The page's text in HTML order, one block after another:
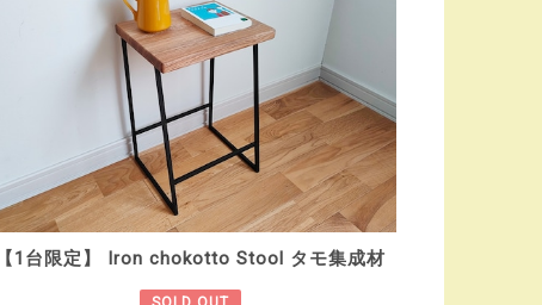
【1台限定】 Iron chokotto Stool タモ集成材